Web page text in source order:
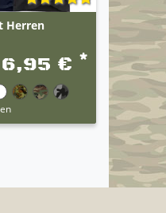
Herren
6,95 € * UVP